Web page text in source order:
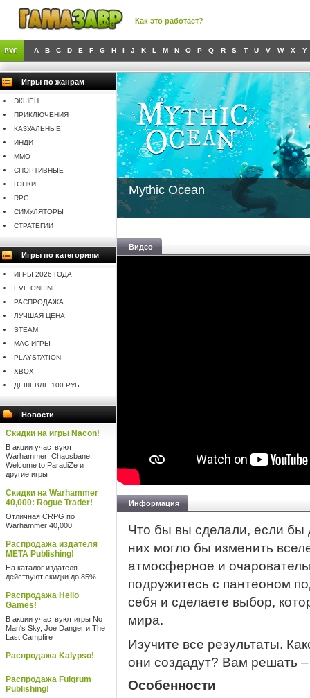
Как это работает?
A B C D E F G H I J K L M N O P Q R S T U V W X Y
Игры по жанрам
ЭКШЕН
ПРИКЛЮЧЕНИЯ
КАЗУАЛЬНЫЕ
ИНДИ
MMO
СПОРТИВНЫЕ
ГОНКИ
RPG
СИМУЛЯТОРЫ
СТРАТЕГИИ
Игры по категориям
ИГРЫ 2026 ГОДА
EVE ONLINE
РАСПРОДАЖА
ЛУЧШАЯ ЦЕНА
STEAM
MAC ИГРЫ
PLAYSTATION
XBOX
ДЕШЕВЛЕ 100 РУБ
Новости
Скидки на игры Nacon!
В акции участвуют
Warhammer: Chaosbane,
Welcome to ParadiZe и
другие игры
Скидки на Warhammer
40,000: Rogue Trader!
Отличная CRPG по
Warhammer 40,000!
Распродажа издателя
META Publishing!
На каталог издателя
действуют скидки до 85%
Распродажа Hello
Games!
В акции участвуют игры No
Man's Sky, Joe Danger и The
Last Campfire
Распродажа Kalypso!
Распродажа Fulqrum
Publishing!
Mythic Ocean
Видео
Информация
Что бы вы сделали, если бы
них могло бы изменить
атмосферное и
подружитесь с пантеоном
себя и сделаете выбор,
мира.
Изучите все результаты.
они создадут? Вам решать
Особенности